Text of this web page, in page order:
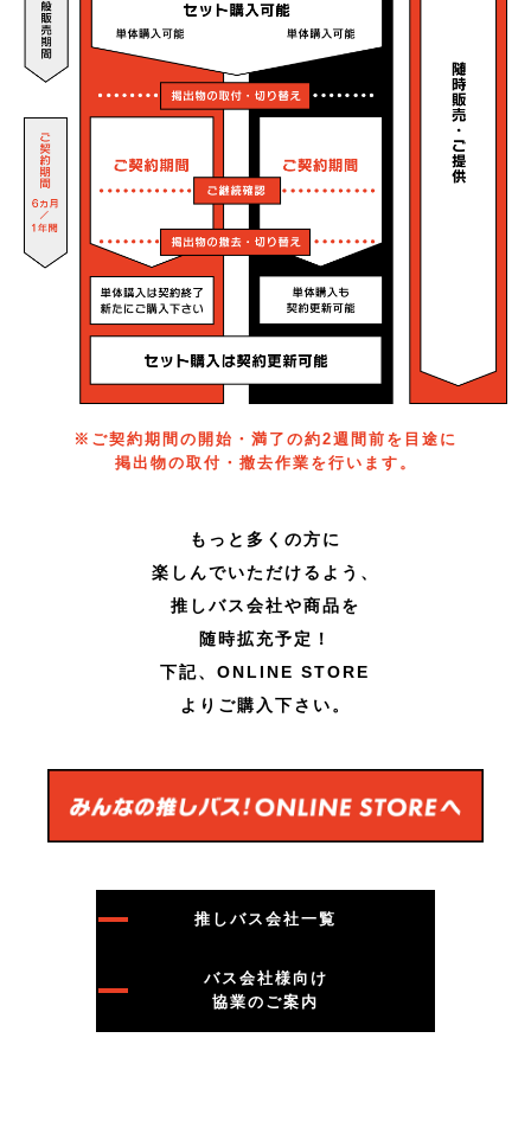
※ご契約期間の開始・満了の約2週間前を目途に
掲出物の取付・撤去作業を行います。
もっと多くの方に
楽しんでいただけるよう、
推しバス会社や商品を
随時拡充予定！
下記、ONLINE STORE
よりご購入下さい。
推しバス会社一覧
バス会社様向け
協業のご案内